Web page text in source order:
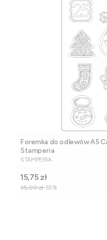
Foremka do odlewów A5
Stamperia
PRODUCENT
STAMPERIA
Cena promocyjna
15,75 zł
35,00 zł-55%